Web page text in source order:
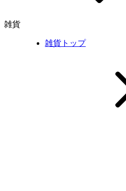
雑貨
雑貨トップ